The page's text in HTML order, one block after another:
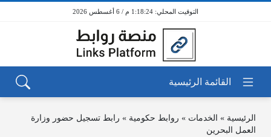
1:18:24 م / 6 أغسطس 2026
الرئيسية » الخدمات » روابط حكومية » رابط تسجيل حضور وزارة
العمل البحرين